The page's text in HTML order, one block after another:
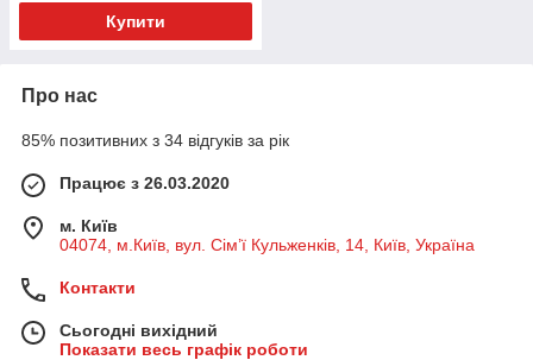
Купити
Про нас
85% позитивних з 34 відгуків за рік
Працює з 26.03.2020
м. Київ
04074, м.Київ, вул. Сім’ї Кульженків, 14, Київ, Україна
Контакти
Сьогодні вихідний
Показати весь графік роботи